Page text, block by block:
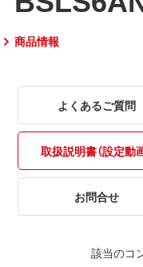
商品情報
よくあるご質問
取扱説明書（設定動
お問合せ
該当のコ